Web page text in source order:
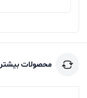
فروشلوازم جانبی
ترین قیمت در فروشگاه
محصولات